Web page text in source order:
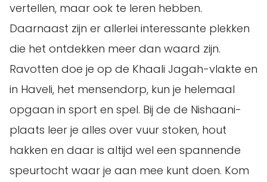
vertellen, maar ook te leren hebben.
Daarnaast zijn er allerlei interessante plekken
die het ontdekken meer dan waard zijn.
Ravotten doe je op de Khaali Jagah-vlakte en
in Haveli, het mensendorp, kun je helemaal
opgaan in sport en spel. Bij de de Nishaani-
plaats leer je alles over vuur stoken, hout
hakken en daar is altijd wel een spannende
speurtocht waar je aan mee kunt doen. Kom